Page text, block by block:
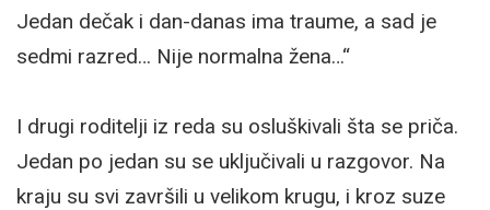
Jedan dečak i dan-danas ima traume, a sad je
sedmi razred… Nije normalna žena…“
I drugi roditelji iz reda su osluškivali šta se priča.
Jedan po jedan su se uključivali u razgovor. Na
kraju su svi završili u velikom krugu, i kroz suze